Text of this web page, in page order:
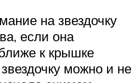
на звездочку
если она
к крышке
можно и не